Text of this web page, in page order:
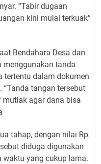
“Tabir dugaan
kini mulai terkuak”
Bendahara Desa dan
menggunakan tanda
tertentu dalam dokumen
“Tanda tangan tersebut
agar dana bisa
tahap, dengan nilai Rp
diduga digunakan
yang cukup lama.